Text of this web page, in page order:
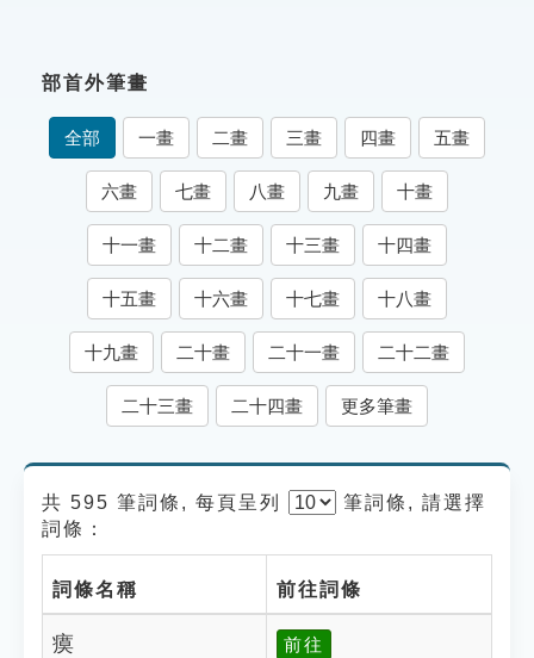
成語故事
索引選單
知識索引
單字索引
生命大百科索引
遊戲專區
貓頭鷹博士
部首外筆畫
全部 一畫 二畫 三畫 四畫 五畫
六畫 七畫 八畫 九畫 十畫
十一畫 十二畫 十三畫 十四畫
十五畫 十六畫 十七畫 十八畫
十九畫 二十畫 二十一畫 二十二畫
二十三畫 二十四畫 更多筆畫
共 595 筆詞條, 每頁呈列 筆詞條, 請選擇
詞條：
詞條名稱 前往詞條
瘼 前往